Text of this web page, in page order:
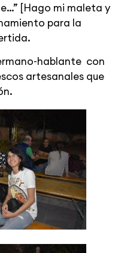
[Hago mi maleta y
para la
hablante con
artesanales que